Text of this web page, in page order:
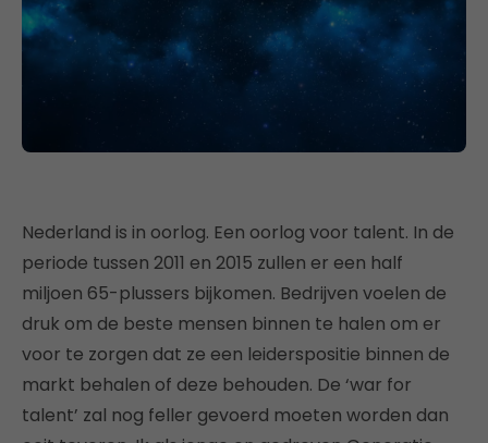
Nederland is in oorlog. Een oorlog voor talent. In de
periode tussen 2011 en 2015 zullen er een half
miljoen 65-plussers bijkomen. Bedrijven voelen de
druk om de beste mensen binnen te halen om er
voor te zorgen dat ze een leiderspositie binnen de
markt behalen of deze behouden. De ‘war for
talent’ zal nog feller gevoerd moeten worden dan